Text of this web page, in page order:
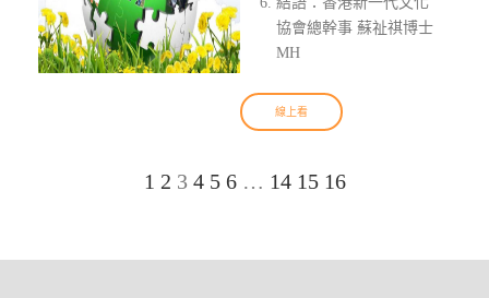
協會總幹事 蘇祉祺博士
MH
線上看
1 2 3 4 5 6 … 14 15 16